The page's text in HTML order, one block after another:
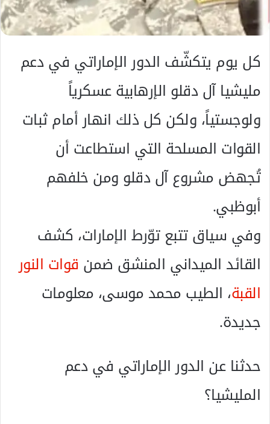
كل يوم يتكشّف الدور الإماراتي في دعم
مليشيا آل دقلو الإرهابية عسكرياً
ولوجستياً، ولكن كل ذلك انهار أمام ثبات
القوات المسلحة التي استطاعت أن
تُجهض مشروع آل دقلو ومن خلفهم
أبوظبي.
وفي سياق تتبع توّرط الإمارات، كشف
القائد الميداني المنشق ضمن قوات النور
القبة، الطيب محمد موسى، معلومات
جديدة.
حدثنا عن الدور الإماراتي في دعم
المليشيا؟